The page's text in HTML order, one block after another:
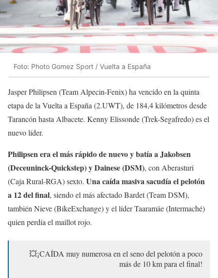
Foto: Photo Gomez Sport / Vuelta a España
Jasper Philipsen (Team Alpecin-Fenix) ha vencido en la quinta
etapa de la Vuelta a España (2.UWT), de 184,4 kilómetros desde
Tarancón hasta Albacete. Kenny Elissonde (Trek-Segafredo) es el
nuevo líder.
Philipsen era el más rápido de nuevo y batía a Jakobsen
(Deceuninck-Quickstep) y Dainese (DSM), con Aberasturi
(Caja Rural-RGA) sexto. Una caída masiva sacudía el pelotón
a 12 del final, siendo el más afectado Bardet (Team DSM),
también Nieve (BikeExchange) y el líder Taaramäe (Intermaché)
quien perdía el maillot rojo.
💥¡CAÍDA muy numerosa en el seno del pelotón a poco
más de 10 km para el final!